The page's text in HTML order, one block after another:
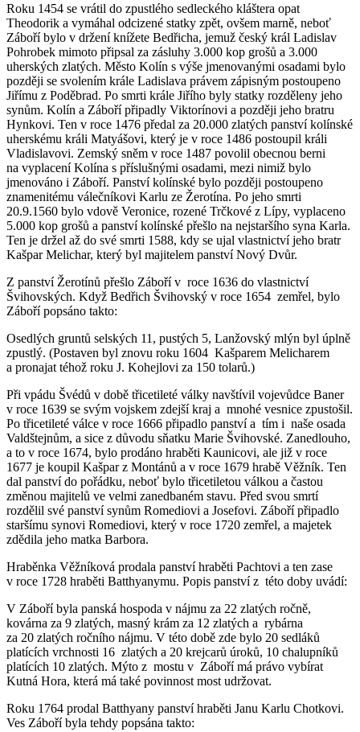
Roku 1454 se vrátil do zpustlého sedleckého kláštera opat
Theodorik a vymáhal odcizené statky zpět, ovšem marně, neboť
Záboří bylo v držení knížete Bedřicha, jemuž český král Ladislav
Pohrobek mimoto připsal za zásluhy 3.000 kop grošů a 3.000
uherských zlatých. Město Kolín s výše jmenovanými osadami bylo
později se svolením krále Ladislava právem zápisným postoupeno
Jiřímu z Poděbrad. Po smrti krále Jiřího byly statky rozděleny jeho
synům. Kolín a Záboří připadly Viktorínovi a později jeho bratru
Hynkovi. Ten v roce 1476 předal za 20.000 zlatých panství kolínské
uherskému králi Matyášovi, který je v roce 1486 postoupil králi
Vladislavovi. Zemský sněm v roce 1487 povolil obecnou berni
na vyplacení Kolína s příslušnými osadami, mezi nimiž bylo
jmenováno i Záboří. Panství kolínské bylo později postoupeno
znamenitému válečníkovi Karlu ze Žerotína. Po jeho smrti
20.9.1560 bylo vdově Veronice, rozené Trčkové z Lípy, vyplaceno
5.000 kop grošů a panství kolínské přešlo na nejstaršího syna Karla.
Ten je držel až do své smrti 1588, kdy se ujal vlastnictví jeho bratr
Kašpar Melichar, který byl majitelem panství Nový Dvůr.
Z panství Žerotínů přešlo Záboří v roce 1636 do vlastnictví
Švihovských. Když Bedřich Švihovský v roce 1654 zemřel, bylo
Záboří popsáno takto:
Osedlých gruntů selských 11, pustých 5, Lanžovský mlýn byl úplně
zpustlý. (Postaven byl znovu roku 1604 Kašparem Melicharem
a pronajat téhož roku J. Kohejlovi za 150 tolarů.)
Při vpádu Švédů v době třicetileté války navštívil vojevůdce Baner
v roce 1639 se svým vojskem zdejší kraj a mnohé vesnice zpustošil.
Po třicetileté válce v roce 1666 připadlo panství a tím i naše osada
Valdštejnům, a sice z důvodu sňatku Marie Švihovské. Zanedlouho,
a to v roce 1674, bylo prodáno hraběti Kaunicovi, ale již v roce
1677 je koupil Kašpar z Montánů a v roce 1679 hrabě Věžník. Ten
dal panství do pořádku, neboť bylo třicetiletou válkou a častou
změnou majitelů ve velmi zanedbaném stavu. Před svou smrtí
rozdělil své panství synům Romediovi a Josefovi. Záboří připadlo
staršímu synovi Romediovi, který v roce 1720 zemřel, a majetek
zdědila jeho matka Barbora.
Hraběnka Věžníková prodala panství hraběti Pachtovi a ten zase
v roce 1728 hraběti Batthyanymu. Popis panství z této doby uvádí:
V Záboří byla panská hospoda v nájmu za 22 zlatých ročně,
kovárna za 9 zlatých, masný krám za 12 zlatých a rybárna
za 20 zlatých ročního nájmu. V této době zde bylo 20 sedláků
platících vrchnosti 16 zlatých a 20 krejcarů úroků, 10 chalupníků
platících 10 zlatých. Mýto z mostu v Záboří má právo vybírat
Kutná Hora, která má také povinnost most udržovat.
Roku 1764 prodal Batthyany panství hraběti Janu Karlu Chotkovi.
Ves Záboří byla tehdy popsána takto: